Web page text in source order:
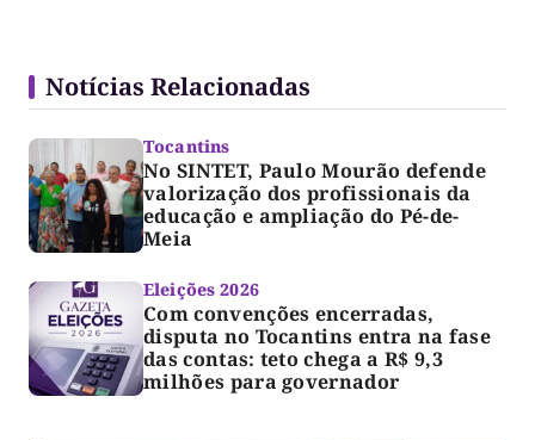
Notícias Relacionadas
Tocantins
No SINTET, Paulo Mourão defende
valorização dos profissionais da
educação e ampliação do Pé-de-
Meia
Eleições 2026
Com convenções encerradas,
disputa no Tocantins entra na fase
das contas: teto chega a R$ 9,3
milhões para governador